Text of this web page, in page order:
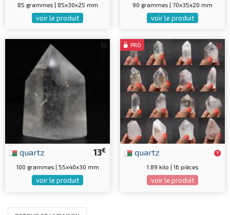
85 grammes | 85x30x25 mm
voir le produit
90 grammes | 70x35x20 mm
voir le produit
13€
quartz
100 grammes | 55x40x30 mm
voir le produit
PRO
quartz
1.89 kilo | 16 pièces
voir le produit